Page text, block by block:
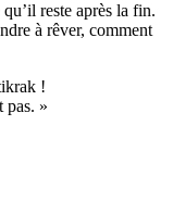
reste après la fin.
à rêver, comment
!
pas. »